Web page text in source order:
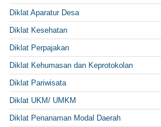
Diklat Aparatur Desa
Diklat Kesehatan
Diklat Perpajakan
Diklat Kehumasan dan Keprotokolan
Diklat Pariwisata
Diklat UKM/ UMKM
Diklat Penanaman Modal Daerah